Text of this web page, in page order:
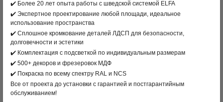
ПОХОЖИЕ НОВОСТИ
✔️ Более 20 лет опыта работы с шведской системой ELFA
✔️ Экспертное проектирование любой площади, идеальное
использование пространства
✔️ Сплошное кромкование деталей ЛДСП для безопасности,
долговечности и эстетики
✔️ Комплектация с подсветкой по индивидуальным размерам
✔️ 500+ декоров и фрезеровок МДФ
✔️ Покраска по всему спектру RAL и NCS
Все от проекта до установки с гарантией и постгарантийным
обслуживанием!